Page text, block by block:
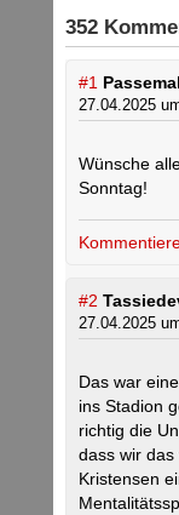
352
#1
27.04.2025
Wünsche
Sonntag!
#2
27.04.2025
Das war
ins Stadion
richtig die
dass wir
Kristensen